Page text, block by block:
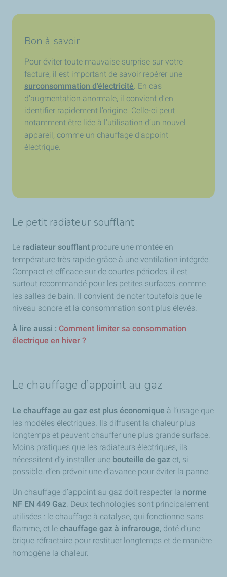
Bon à savoir
Pour éviter toute mauvaise surprise sur votre
facture, il est important de savoir repérer une
surconsommation d’électricité. En cas
d’augmentation anormale, il convient d’en
identifier rapidement l’origine. Celle-ci peut
notamment être liée à l’utilisation d’un nouvel
appareil, comme un chauffage d’appoint
électrique.
Le petit radiateur soufflant
Le radiateur soufflant procure une montée en
température très rapide grâce à une ventilation intégrée.
Compact et efficace sur de courtes périodes, il est
surtout recommandé pour les petites surfaces, comme
les salles de bain. Il convient de noter toutefois que le
niveau sonore et la consommation sont plus élevés.
À lire aussi : Comment limiter sa consommation
électrique en hiver ?
Le chauffage d’appoint au gaz
Le chauffage au gaz est plus économique à l’usage que
les modèles électriques. Ils diffusent la chaleur plus
longtemps et peuvent chauffer une plus grande surface.
Moins pratiques que les radiateurs électriques, ils
nécessitent d’y installer une bouteille de gaz et, si
possible, d’en prévoir une d’avance pour éviter la panne.
Un chauffage d’appoint au gaz doit respecter la norme
NF EN 449 Gaz. Deux technologies sont principalement
utilisées : le chauffage à catalyse, qui fonctionne sans
flamme, et le chauffage gaz à infrarouge, doté d’une
brique réfractaire pour restituer longtemps et de manière
homogène la chaleur.